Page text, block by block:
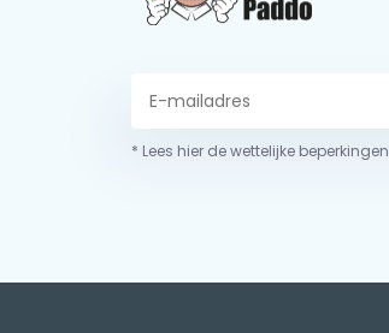
* Lees hier de wettelijke beperkingen